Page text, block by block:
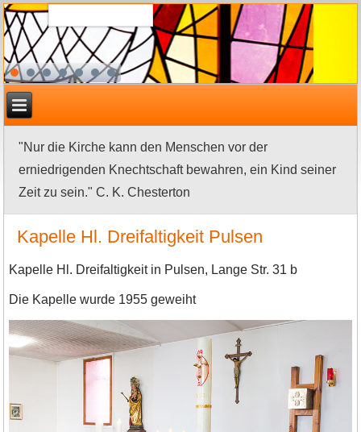
"Nur die Kirche kann den Menschen vor der
erniedrigenden Knechtschaft bewahren, ein Kind seiner
Zeit zu sein." C. K. Chesterton
Kapelle Hl. Dreifaltigkeit Pulsen
Kapelle Hl. Dreifaltigkeit in Pulsen, Lange Str. 31 b
Die Kapelle wurde 1955 geweiht